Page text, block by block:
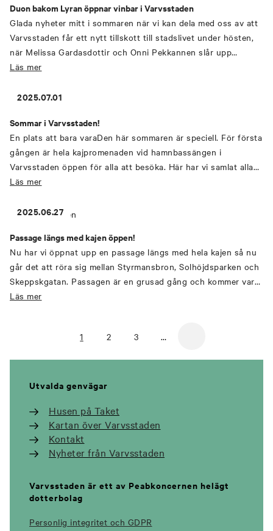
delen av Snickeriet uppfördes under 1870-talet och den 2500
kvadratmeter stora byggnaden har nu omvandlats till kontor
åt Advokatfirman Lindahl. Arkitekt i projektet har varit Elding
Oscarson som i tätt samarbete med Varvsstaden AB och
hyresgästen skapat modern arbetsmiljö som förenar funktion,
Duon bakom Lyran öppnar vinbar i Varvsstaden
Glada nyheter mitt i sommaren när vi kan dela med oss av att
Varvsstaden får ett nytt tillskott till stadslivet under hösten,
när Melissa Gardasdottir och Onni Pekkannen slår upp
dörrarna till ”Vinmagasinet”. Duon driver idag Lyran, en av
Vinmagasinet vill de skapa en ny upplevelse i en avslappnad
spännande viner och tilltugg.
Läs mer
2025.07.01
Sommar i Varvsstaden!
En plats att bara varaDen här sommaren är speciell. För första
gången är hela kajpromenaden vid hamnbassängen i
Varvsstaden öppen för alla att besöka. Här har vi samlat alla
våra bästa sommartips för dig som rör dig i området. Vi ses!
"Blå Hallen" stod och granne med Snickeriet och vattnet, hittar
i Malmö stads bod vid Ångfärjekajen.
Läs mer
2025.06.27
Passage längs med kajen öppen!
Nu har vi öppnat upp en passage längs med hela kajen så nu
går det att röra sig mellan Styrmansbron, Solhöjdsparken och
Skeppskgatan. Passagen är en grusad gång och kommer vara
kvar under en längre tid innan området exploateras ytterligare.
Läs mer
1 2 3 …
Utvalda genvägar
Husen på Taket
Kartan över Varvsstaden
Kontakt
Nyheter från Varvsstaden
Varvsstaden är ett av Peabkoncernen helägt
dotterbolag
Personlig integritet och GDPR